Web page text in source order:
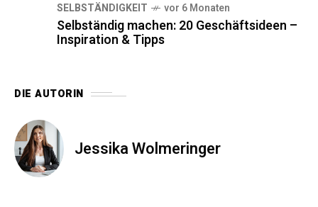
SELBSTÄNDIGKEIT vor 6 Monaten
Selbständig machen: 20 Geschäftsideen –
Inspiration & Tipps
DIE AUTORIN
Jessika Wolmeringer